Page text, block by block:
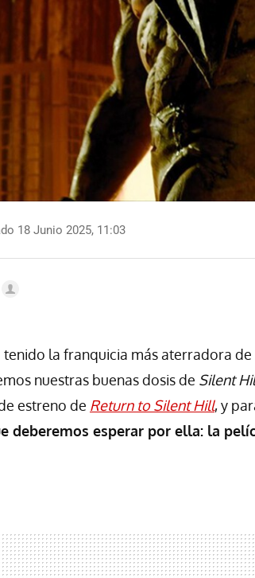
18 Junio 2025, 11:03
la franquicia más aterradora
nuestras buenas dosis de Silent
estreno de Return to Silent Hill, y
deberemos esperar por ella: la